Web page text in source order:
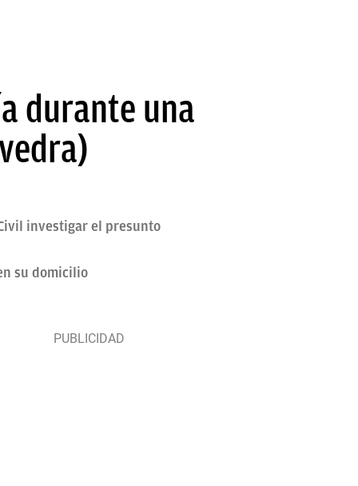
durante una
investigar el presunto
su domicilio